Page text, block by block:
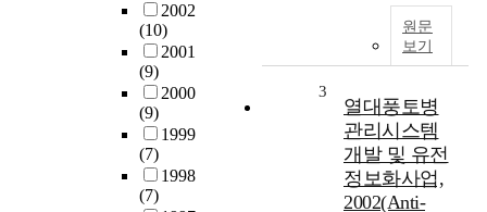
2002
(10)
2001
(9)
2000
(9)
1999
(7)
1998
(7)
원문
보기
3
열대풍토병
관리시스템
개발 및 유전
정보화사업,
2002(Anti-